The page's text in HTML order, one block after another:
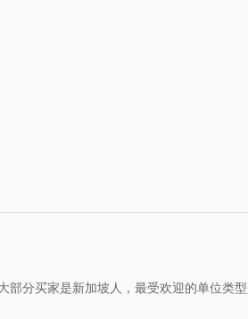
分买家是新加坡人，最受欢迎的单位类